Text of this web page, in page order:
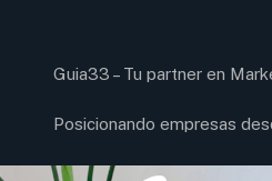
Guia33 – Tu partner en
Posicionando empresas